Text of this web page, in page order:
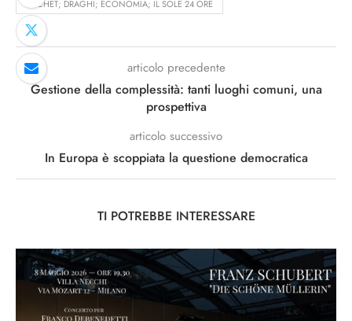
TRICHET; DRAGHI; ECONOMIA; IL SOLE 24 ORE
articolo precedente
Gestione della complessità: tanti luoghi comuni, una
prospettiva
articolo successivo
In Europa è scoppiata la questione democratica
TI POTREBBE INTERESSARE